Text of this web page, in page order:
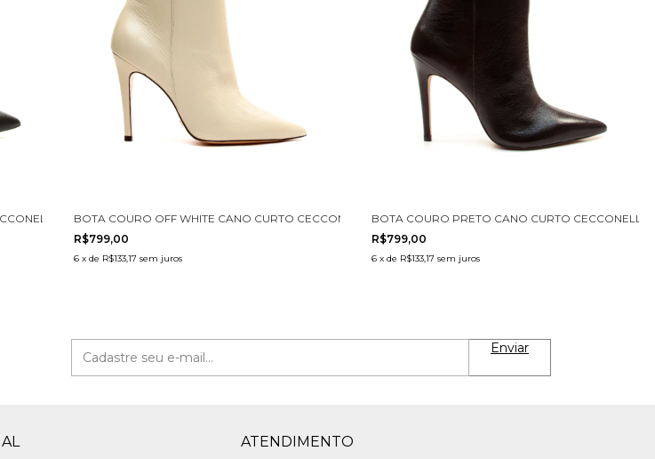
1905001-13
BOTA COURO OFF WHITE CANO CURTO CECCONELLO 1870031-32
R$799,00
6 x de R$133,17 sem juros
BOTA COURO PRETO CANO CURTO CECCONELLO
R$799,00
6 xde R$133,17 sem juros
ATENDIMENTO